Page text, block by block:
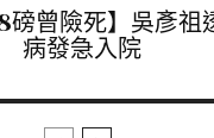
磅曾險死】吳彥祖
病發急入院